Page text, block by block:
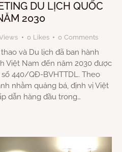
DU LỊCH QUỐC
2030
0 Likes 0 Comments
và Du lịch đã ban hành
Việt Nam đến năm 2030 được
440/QĐ-BVHTTDL. Theo
nhằm quảng bá, định vị Việt
dẫn hàng đầu trong…